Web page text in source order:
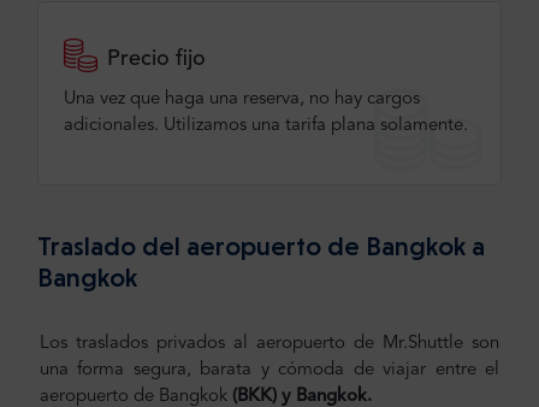
Precio fijo
Una vez que haga una reserva, no hay cargos
adicionales. Utilizamos una tarifa plana solamente.
Traslado del aeropuerto de Bangkok a
Bangkok
Los traslados privados al aeropuerto de Mr.Shuttle son
una forma segura, barata y cómoda de viajar entre el
aeropuerto de Bangkok (BKK) y Bangkok.